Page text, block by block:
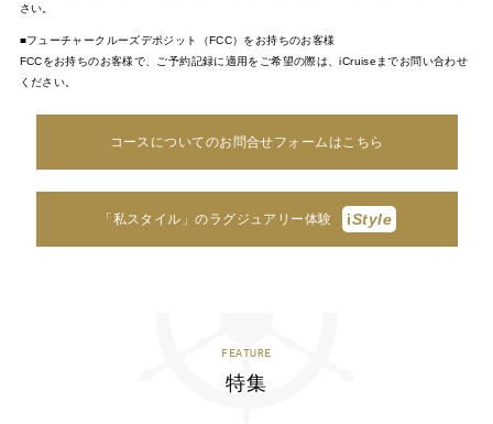
さい。
■フューチャークルーズデポジット（FCC）をお持ちのお客様
FCCをお持ちのお客様で、ご予約記録に適用をご希望の際は、iCruiseまでお問い合わせ
ください。
コースについてのお問合せフォームはこちら
「私スタイル」のラグジュアリー体験 iStyle
FEATURE
特集